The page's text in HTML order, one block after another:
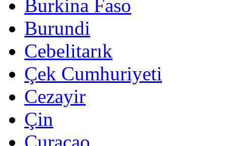
Burkina Faso
Burundi
Cebelitarık
Çek Cumhuriyeti
Cezayir
Çin
Curaçao